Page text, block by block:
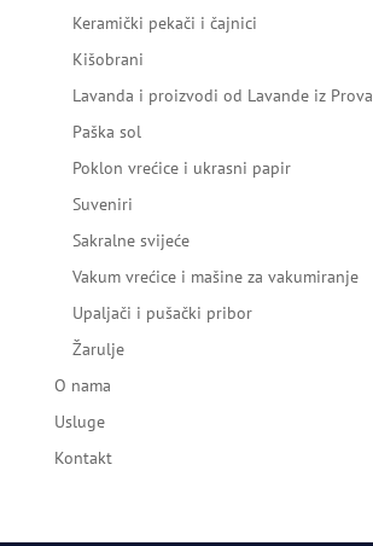
Keramički pekači i čajnici
Kišobrani
Lavanda i proizvodi od Lavande iz
Paška sol
Poklon vrećice i ukrasni papir
Suveniri
Sakralne svijeće
Vakum vrećice i mašine za vakumiranje
Upaljači i pušački pribor
Žarulje
O nama
Usluge
Kontakt